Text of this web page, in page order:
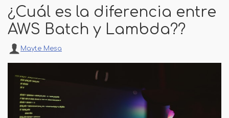
¿Cuál es la diferencia entre
AWS Batch y Lambda??
Mayte Mesa